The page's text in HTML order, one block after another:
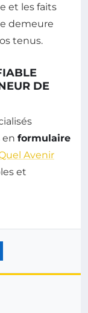
et les faits
demeure
tenus.
DE
en formulaire
Avenir
et